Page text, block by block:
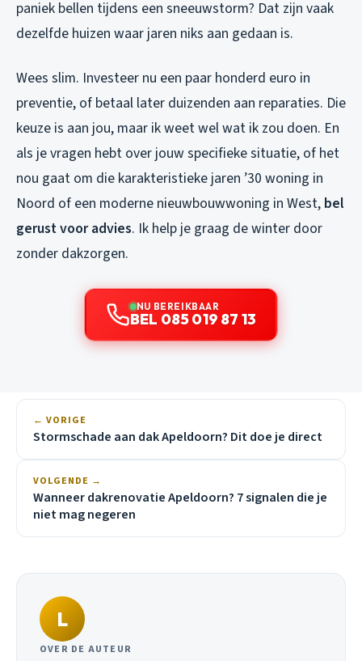
paniek bellen tijdens een sneeuwstorm? Dat zijn vaak
dezelfde huizen waar jaren niks aan gedaan is.
Wees slim. Investeer nu een paar honderd euro in
preventie, of betaal later duizenden aan reparaties. Die
keuze is aan jou, maar ik weet wel wat ik zou doen. En
als je vragen hebt over jouw specifieke situatie, of het
nou gaat om die karakteristieke jaren ’30 woning in
Noord of een moderne nieuwbouwwoning in West, bel
gerust voor advies. Ik help je graag de winter door
zonder dakzorgen.
NU BEREIKBAAR
BEL 085 019 87 13
← VORIGE
Stormschade aan dak Apeldoorn? Dit doe je direct
VOLGENDE →
Wanneer dakrenovatie Apeldoorn? 7 signalen die je
niet mag negeren
L
OVER DE AUTEUR